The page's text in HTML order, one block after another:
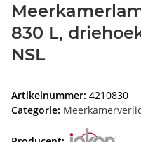
830 L,
NSL
Artikelnummer: 4210830
Categorie: